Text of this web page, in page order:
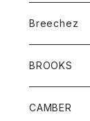
ベルト
Tシャツ
グッズ
アンダーウェアー
カードホルダー
トップス
カーディガン
ボトム
Breechez
シャツ
BROOKS
グッズ
CAMBER